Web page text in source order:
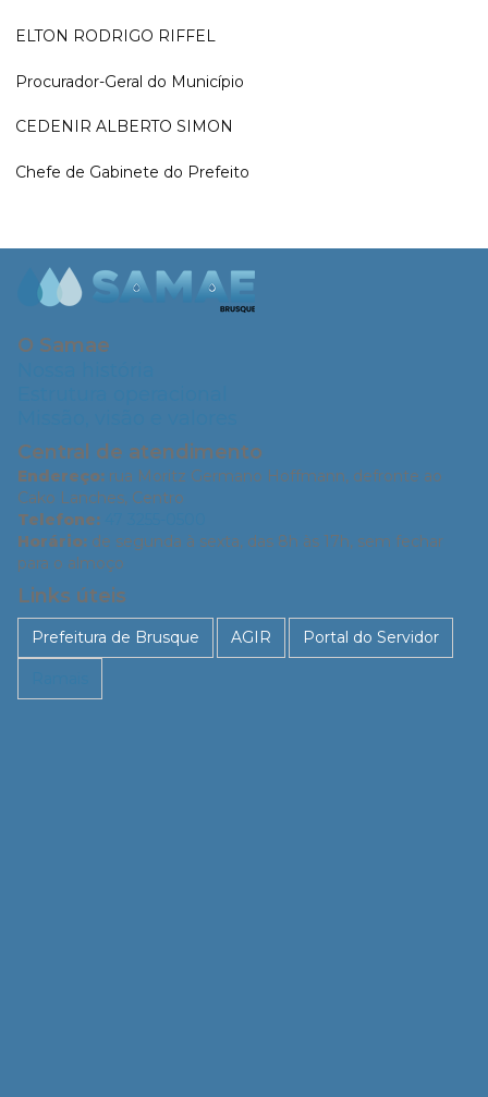
ELTON RODRIGO RIFFEL
Procurador-Geral do Município
CEDENIR ALBERTO SIMON
Chefe de Gabinete do Prefeito
O Samae
Central de atendimento
Endereço: rua Moritz Germano Hoffmann, defronte ao
Cako Lanches, Centro
Telefone:
Horário: de segunda à sexta, das 8h às 17h, sem fechar
para o almoço
Links úteis
Prefeitura de Brusque AGIR Portal do Servidor